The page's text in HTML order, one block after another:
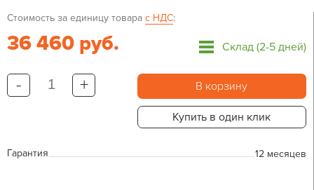
Стоимость за единицу товара с НДС:
36 460 руб. Склад (2-5 дней)
- + В корзину
Купить в один клик
Гарантия 12 месяцев